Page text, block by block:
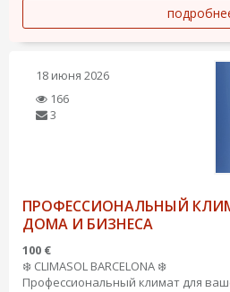
18 июня 2026
166
3
ПРОФЕССИОНАЛЬНЫЙ
ДОМА И БИЗНЕСА
100 €
❄️ CLIMASOL BARCELONA ❄️
Профессиональный климат для